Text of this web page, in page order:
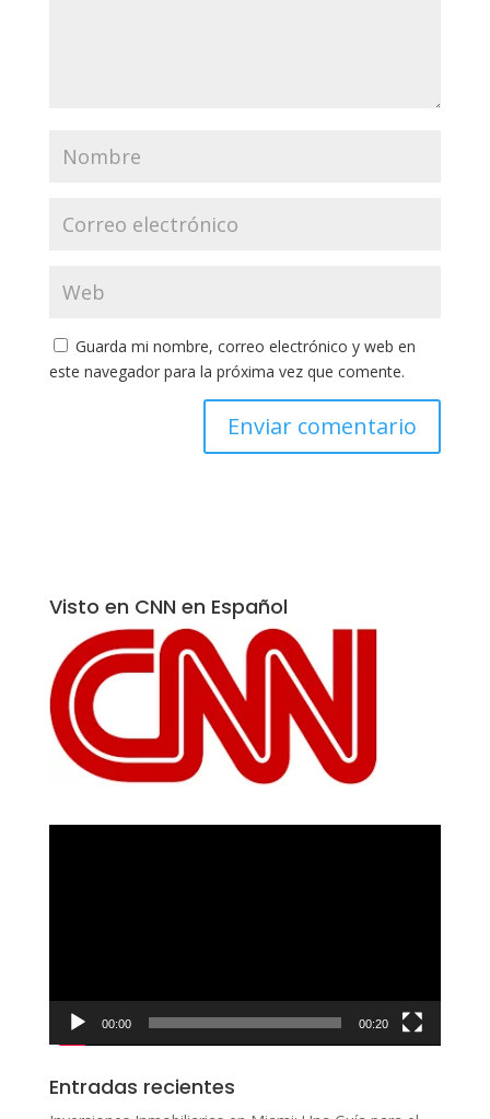
Guarda mi nombre, correo electrónico y web en
este navegador para la próxima vez que comente.
Visto en CNN en Español
00:00 00:20
Entradas recientes